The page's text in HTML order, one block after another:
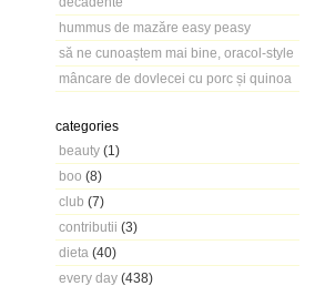
hummus de mazăre easy peasy
să ne cunoaștem mai bine, oracol-style
mâncare de dovlecei cu porc și quinoa
categories
beauty (1)
boo (8)
club (7)
contributii (3)
dieta (40)
every day (438)